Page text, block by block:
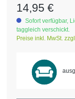
Regulärer Preis:
14,95 €
Sofort verfügbar,
taggleich verschickt.
Preise inkl. MwSt.